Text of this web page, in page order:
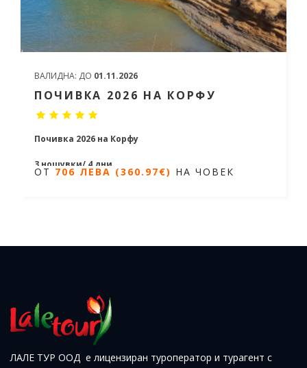
ВАЛИДНА: ДО 01.11.2026
ПОЧИВКА 2026 НА КОРФУ
Почивка 2026 на Корфу
3 нощувки/ 4 дни
ОТ 706 ЛЕВА (360.97€) НА ЧОВЕК
ЛАЛЕ ТУР ООД е лицензиран туроператор и турагент с